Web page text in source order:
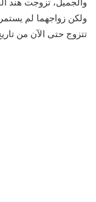
ولكن زواجهما لم
تتزوج حتى الآن من تاريخ